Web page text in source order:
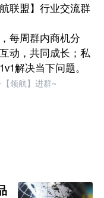
联盟】行业交流群
每周群内商机分
动，共同成长；私
解决当下问题。
领航】进群~